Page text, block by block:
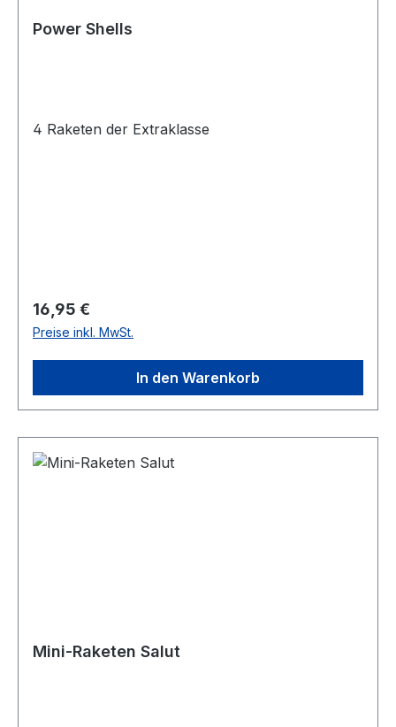
Power Shells
4 Raketen der Extraklasse
Regulärer Preis:
16,95 €
Preise inkl. MwSt.
In den Warenkorb
Mini-Raketen Salut